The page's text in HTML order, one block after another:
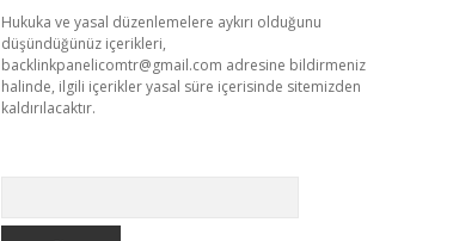
Hukuka ve yasal düzenlemelere aykırı olduğunu
düşündüğünüz içerikleri,
backlinkpanelicomtr@gmail.com adresine bildirmeniz
halinde, ilgili içerikler yasal süre içerisinde sitemizden
kaldırılacaktır.